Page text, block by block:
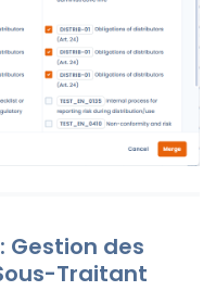
Gestion des
Traitant